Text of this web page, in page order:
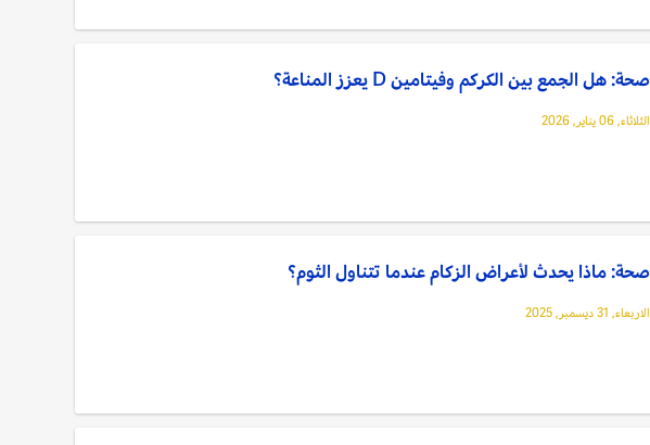
صحة: هل الجمع بين الكركم وفيتامين D يعزز المناعة؟
الثلاثاء, 06 يناير, 2026
صحة: ماذا يحدث لأعراض الزكام عندما تتناول الثوم؟
الاربعاء, 31 ديسمبر, 2025